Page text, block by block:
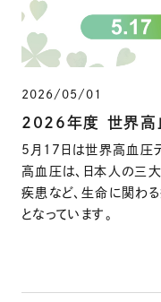
2026/05/01
2026年度 世界高
5月17日は世界高血圧
高血圧は、日本人の三
疾患など、生命に関わ
となっています。